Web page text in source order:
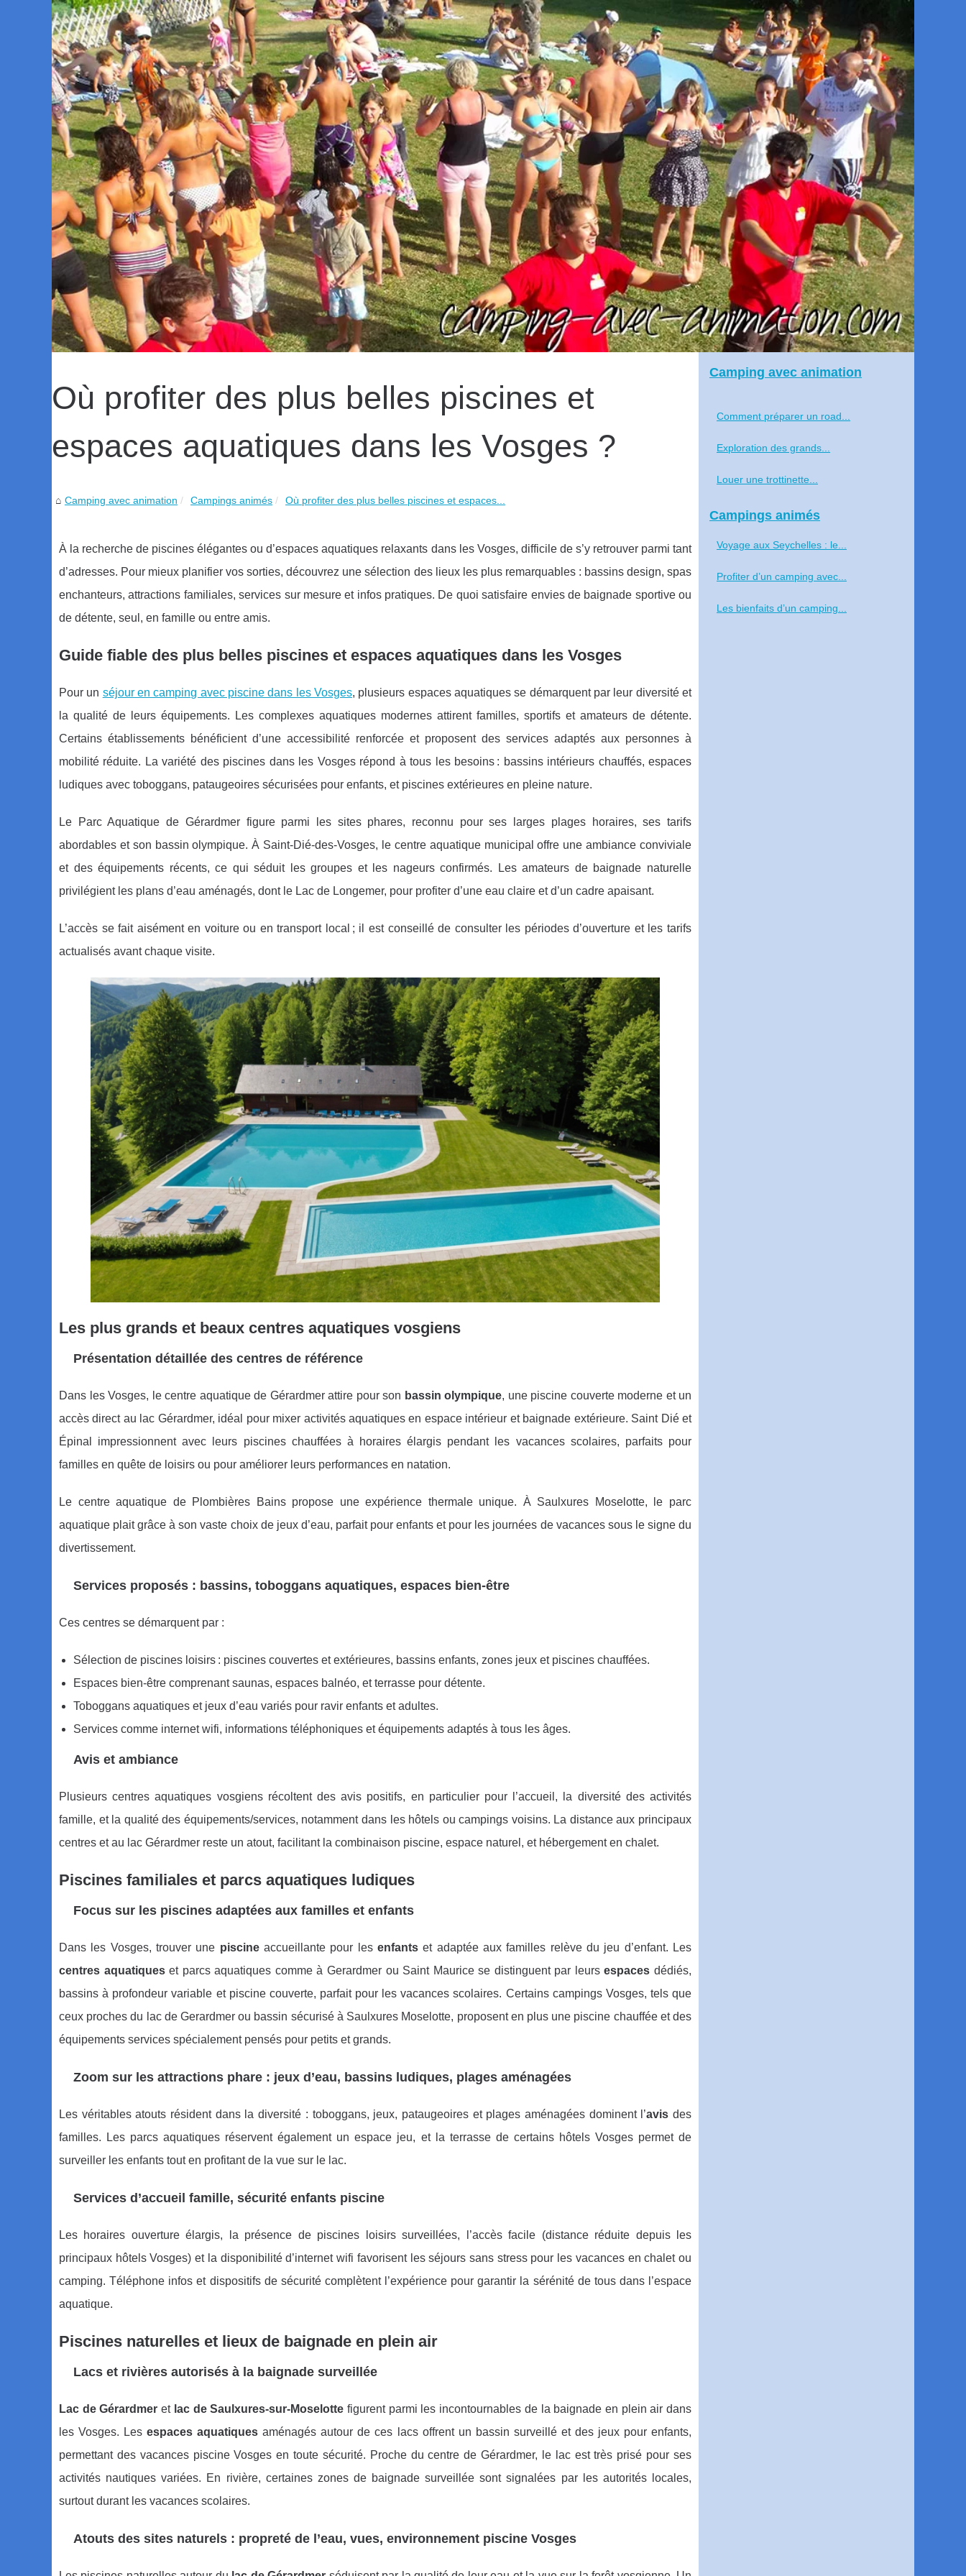
Où profiter des plus belles piscines et
espaces aquatiques dans les Vosges ?
Camping avec animation Campings animés Où profiter des plus belles piscines et espaces...
À la recherche de piscines élégantes ou d’espaces aquatiques relaxants dans les Vosges, difficile de s’y retrouver parmi tant
d’adresses. Pour mieux planifier vos sorties, découvrez une sélection des lieux les plus remarquables : bassins design, spas
enchanteurs, attractions familiales, services sur mesure et infos pratiques. De quoi satisfaire envies de baignade sportive ou
de détente, seul, en famille ou entre amis.
Guide fiable des plus belles piscines et espaces aquatiques dans les Vosges
Pour un séjour en camping avec piscine dans les Vosges, plusieurs espaces aquatiques se démarquent par leur diversité et
la qualité de leurs équipements. Les complexes aquatiques modernes attirent familles, sportifs et amateurs de détente.
Certains établissements bénéficient d’une accessibilité renforcée et proposent des services adaptés aux personnes à
mobilité réduite. La variété des piscines dans les Vosges répond à tous les besoins : bassins intérieurs chauffés, espaces
ludiques avec toboggans, pataugeoires sécurisées pour enfants, et piscines extérieures en pleine nature.
Le Parc Aquatique de Gérardmer figure parmi les sites phares, reconnu pour ses larges plages horaires, ses tarifs
abordables et son bassin olympique. À Saint-Dié-des-Vosges, le centre aquatique municipal offre une ambiance conviviale
et des équipements récents, ce qui séduit les groupes et les nageurs confirmés. Les amateurs de baignade naturelle
privilégient les plans d’eau aménagés, dont le Lac de Longemer, pour profiter d’une eau claire et d’un cadre apaisant.
L’accès se fait aisément en voiture ou en transport local ; il est conseillé de consulter les périodes d’ouverture et les tarifs
actualisés avant chaque visite.
Les plus grands et beaux centres aquatiques vosgiens
Présentation détaillée des centres de référence
Dans les Vosges, le centre aquatique de Gérardmer attire pour son bassin olympique, une piscine couverte moderne et un
accès direct au lac Gérardmer, idéal pour mixer activités aquatiques en espace intérieur et baignade extérieure. Saint Dié et
Épinal impressionnent avec leurs piscines chauffées à horaires élargis pendant les vacances scolaires, parfaits pour
familles en quête de loisirs ou pour améliorer leurs performances en natation.
Le centre aquatique de Plombières Bains propose une expérience thermale unique. À Saulxures Moselotte, le parc
aquatique plait grâce à son vaste choix de jeux d’eau, parfait pour enfants et pour les journées de vacances sous le signe du
divertissement.
Services proposés : bassins, toboggans aquatiques, espaces bien-être
Ces centres se démarquent par :
Sélection de piscines loisirs : piscines couvertes et extérieures, bassins enfants, zones jeux et piscines chauffées.
Espaces bien-être comprenant saunas, espaces balnéo, et terrasse pour détente.
Toboggans aquatiques et jeux d’eau variés pour ravir enfants et adultes.
Services comme internet wifi, informations téléphoniques et équipements adaptés à tous les âges.
Avis et ambiance
Plusieurs centres aquatiques vosgiens récoltent des avis positifs, en particulier pour l’accueil, la diversité des activités
famille, et la qualité des équipements/services, notamment dans les hôtels ou campings voisins. La distance aux principaux
centres et au lac Gérardmer reste un atout, facilitant la combinaison piscine, espace naturel, et hébergement en chalet.
Piscines familiales et parcs aquatiques ludiques
Focus sur les piscines adaptées aux familles et enfants
Dans les Vosges, trouver une piscineaccueillante pour lesenfants et adaptée aux familles relève du jeu d’enfant. Les
centres aquatiqueset parcs aquatiques comme à Gerardmer ou Saint Maurice se distinguent par leursespaces dédiés,
bassins à profondeur variable et piscine couverte, parfait pour les vacances scolaires. Certains campings Vosges, tels que
ceux proches du lac de Gerardmer ou bassin sécurisé à Saulxures Moselotte, proposent en plus une piscine chauffée et des
équipements services spécialement pensés pour petits et grands.
Zoom sur les attractions phare : jeux d’eau, bassins ludiques, plages aménagées
Les véritables atouts résident dans la diversité : toboggans, jeux, pataugeoires et plages aménagées dominent l’avis des
familles. Les parcs aquatiques réservent également un espace jeu, et la terrasse de certains hôtels Vosges permet de
surveiller les enfants tout en profitant de la vue sur le lac.
Services d’accueil famille, sécurité enfants piscine
Les horaires ouverture élargis, la présence de piscines loisirs surveillées, l’accès facile (distance réduite depuis les
principaux hôtels Vosges) et la disponibilité d’internet wifi favorisent les séjours sans stress pour les vacances en chalet ou
camping. Téléphone infos et dispositifs de sécurité complètent l’expérience pour garantir la sérénité de tous dans l’espace
aquatique.
Piscines naturelles et lieux de baignade en plein air
Lacs et rivières autorisés à la baignade surveillée
Lac de Gérardmer et lac de Saulxures-sur-Moselotte figurent parmi les incontournables de la baignade en plein air dans
les Vosges. Lesespaces aquatiques aménagés autour de ces lacs offrent un bassin surveillé et des jeux pour enfants,
permettant des vacances piscine Vosges en toute sécurité. Proche du centre de Gérardmer, le lac est très prisé pour ses
activités nautiques variées. En rivière, certaines zones de baignade surveillée sont signalées par les autorités locales,
surtout durant les vacances scolaires.
Atouts des sites naturels : propreté de l’eau, vues, environnement piscine Vosges
Camping avec animation
Comment préparer un road...
Exploration des grands...
Louer une trottinette...
Campings animés
Voyage aux Seychelles : le...
Profiter d’un camping avec...
Les bienfaits d’un camping...